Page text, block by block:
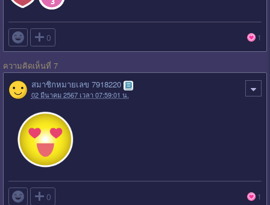
 0 1
ความคิดเห็นที่ 7
สมาชิกหมายเลข 7918220
02 มีนาคม 2567 เวลา 07:59:01 น.
 0 1